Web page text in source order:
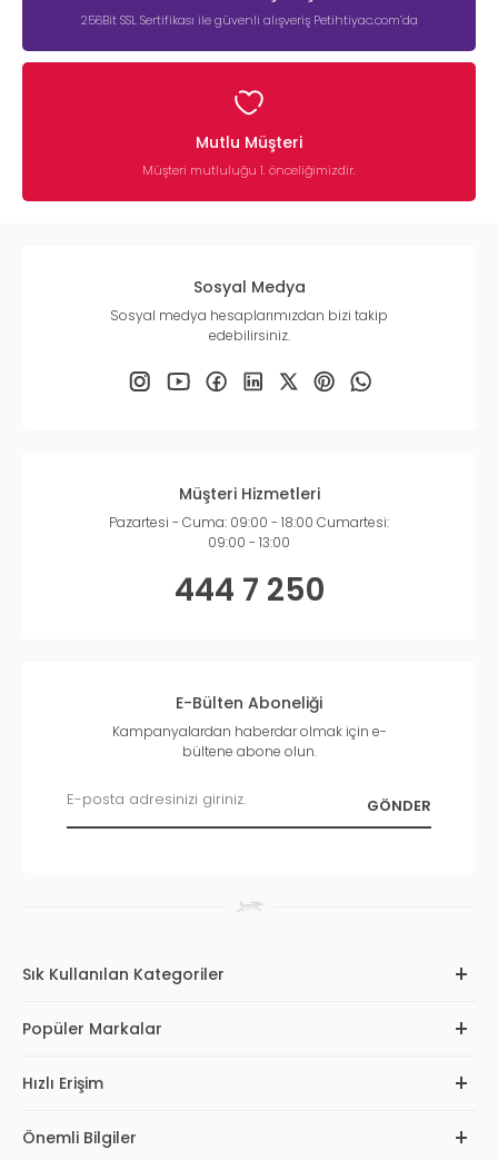
256Bit SSL Sertifikası ile güvenli alışveriş Petihtiyac.com’da
Mutlu Müşteri
Müşteri mutluluğu 1. önceliğimizdir.
Sosyal Medya
Sosyal medya hesaplarımızdan bizi takip
edebilirsiniz.
Müşteri Hizmetleri
Pazartesi - Cuma: 09:00 - 18:00 Cumartesi:
09:00 - 13:00
444 7 250
E-Bülten Aboneliği
Kampanyalardan haberdar olmak için e-
bültene abone olun.
Sık Kullanılan Kategoriler
Popüler Markalar
Hızlı Erişim
Önemli Bilgiler